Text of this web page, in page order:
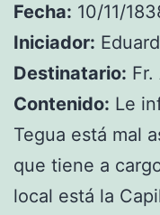
Fecha: 10/11/
Iniciador:
Destinatario:
Contenido: Le
Tegua está mal
que tiene a
local está la